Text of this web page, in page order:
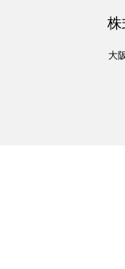
株
大